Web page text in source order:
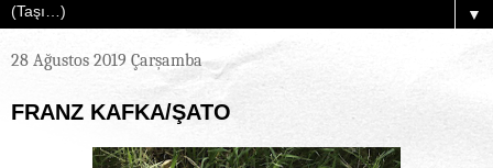
▼
28 Ağustos 2019 Çarşamba
FRANZ KAFKA/ŞATO